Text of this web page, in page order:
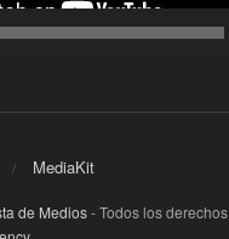
MediaKit
de Medios- Todos los derechos